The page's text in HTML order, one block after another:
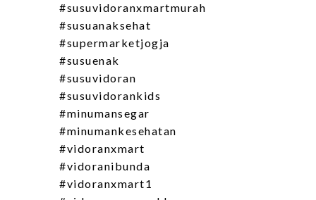
#susuvidoranxmartmurah
#susuanaksehat
#supermarketjogja
#susuenak
#susuvidoran
#susuvidorankids
#minumansegar
#minumankesehatan
#vidoranxmart
#vidoranibunda
#vidoranxmart1